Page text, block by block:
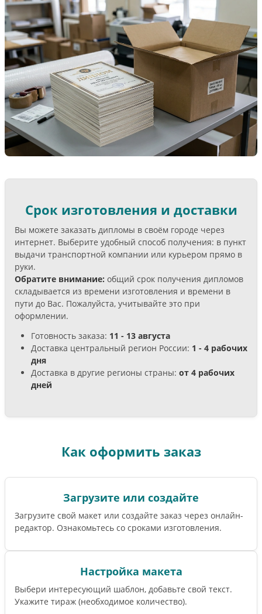
Срок изготовления и доставки
Вы можете заказать дипломы в своём городе через
интернет. Выберите удобный способ получения: в пункт
выдачи транспортной компании или курьером прямо в
руки.
Обратите внимание: общий срок получения дипломов
складывается из времени изготовления и времени в
пути до Вас. Пожалуйста, учитывайте это при
оформлении.
Готовность заказа: 11 - 13 августа
Доставка центральный регион России: 1 - 4 рабочих
дня
Доставка в другие регионы страны: от 4 рабочих
дней
Как оформить заказ
Загрузите или создайте
Загрузите свой макет или создайте заказ через онлайн-
редактор. Ознакомьтесь со сроками изготовления.
Настройка макета
Выбери интересующий шаблон, добавьте свой текст.
Укажите тираж (необходимое количество).